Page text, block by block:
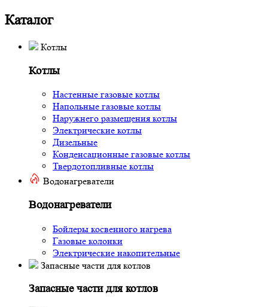
Каталог
Котлы
Котлы
Настенные газовые котлы
Напольные газовые котлы
Наружнего размещения котлы
Электрические котлы
Дизельные
Конденсационные газовые котлы
Твердотопливные котлы
Водонагреватели
Водонагреватели
Бойлеры косвенного нагрева
Газовые колонки
Электрические накопительные
Запасные части для котлов
Запасные части для котлов